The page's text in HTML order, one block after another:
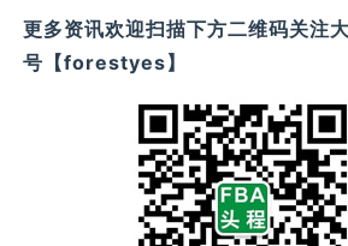
更多资讯欢迎扫描下方二维码关注
号【forestyes】